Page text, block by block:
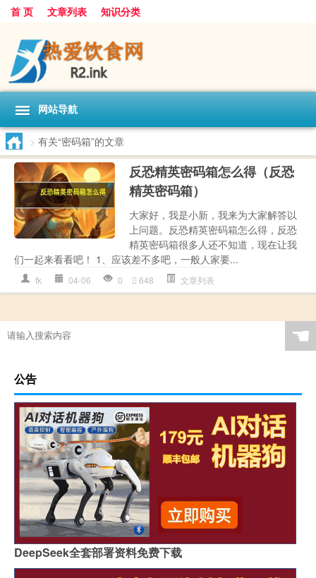
首 页 文章列表 知识分类
网站导航
> 有关“密码箱”的文章
反恐精英密码箱怎么得（反恐
精英密码箱）
大家好，我是小新，我来为大家解答以
上问题。反恐精英密码箱怎么得，反恐
精英密码箱很多人还不知道，现在让我
们一起来看看吧！ 1、应该差不多吧，一般人家要...
fk 04-06 0 648 文章列表
☚
公告
DeepSeek全套部署资料免费下载